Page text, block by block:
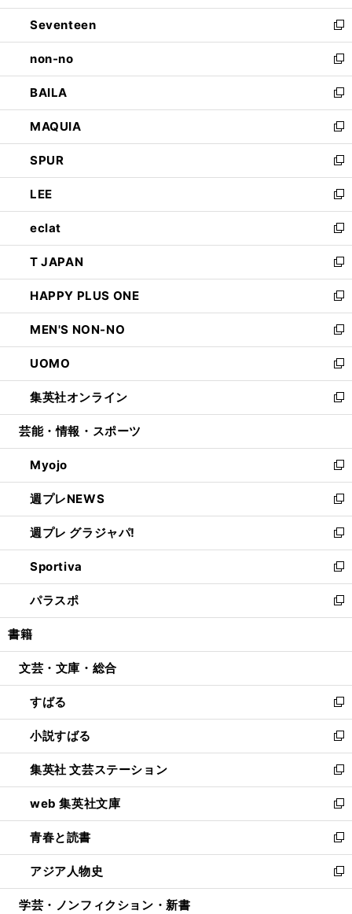
開
く
ウ
で
開
く
ン
ド
ウ
で
開
く
Seventeen
新
し
い
ウ
ィ
ン
ド
ウ
で
開
く
non-no
新
し
い
ウ
ィ
ン
ド
ウ
で
開
く
BAILA
新
し
い
ウ
ィ
ン
ド
ウ
で
開
く
MAQUIA
新
し
い
ウ
ィ
ン
ド
ウ
で
開
く
SPUR
新
し
い
ウ
ィ
ン
ド
ウ
で
開
く
LEE
新
し
い
ウ
ィ
ン
ド
ウ
で
開
く
eclat
新
し
い
ウ
ィ
ン
ド
ウ
で
開
く
T JAPAN
新
し
い
ウ
ィ
ン
ド
ウ
で
開
HAPPY PLUS ONE
新
し
い
ウ
ィ
ン
ド
ウ
開
く
MEN'S NON-NO
新
し
い
ウ
ィ
ン
ウ
で
開
く
UOMO
新
し
い
ウ
ン
ド
ウ
で
開
く
集英社オンライン
新
し
ウ
ィ
ン
ド
ウ
で
開
く
芸能・情報・スポーツ
Myojo
新
し
い
ウ
ィ
ン
ド
ウ
で
開
週プレNEWS
新
し
い
ウ
ィ
ン
ド
ウ
開
週プレ グラジャパ!
新
し
い
ウ
ィ
ン
ウ
開
く
Sportiva
新
し
い
ウ
ン
ウ
で
開
く
パラスポ
新
し
ウ
ン
ド
ウ
で
開
く
書籍
文芸・文庫・総合
すばる
新
し
い
ウ
ィ
ン
ド
ウ
で
開
く
小説すばる
新
し
い
ウ
ィ
ン
ド
ウ
で
開
集英社 文芸ステーション
新
し
い
ウ
ィ
ン
ド
ウ
web 集英社文庫
新
し
い
ウ
ィ
ン
青春と読書
新
し
い
ウ
アジア人物史
新
し
学芸・ノンフィクション・新書